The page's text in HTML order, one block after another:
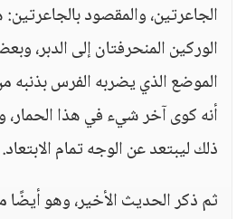
الجاعرتين، والمقصود
الوركين المنحرفتان إلى الدبر،
الموضع الذي يضربه الفرس بذنبه
أنه كوى آخر شيء في هذا الحمار،
ذلك ليبتعد عن الوجه تمام الابتعاد.
ثم ذكر الحديث الأخير، وهو